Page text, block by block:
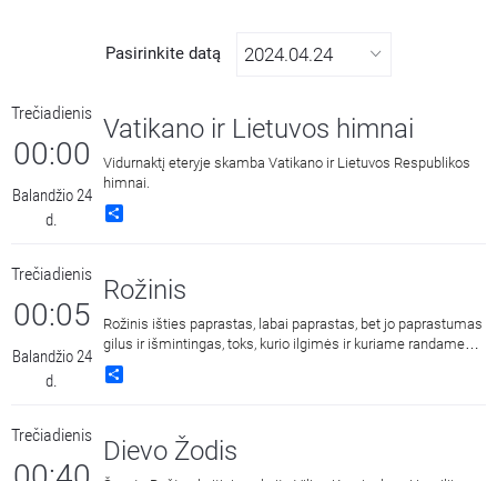
Pasirinkite datą
Trečiadienis
00:00
Balandžio 24
d.
Vatikano ir Lietuvos himnai
Vidurnaktį eteryje skamba Vatikano ir Lietuvos Respublikos
himnai.
Trečiadienis
00:05
Balandžio 24
d.
Rožinis
Rožinis išties paprastas, labai paprastas, bet jo paprastumas
gilus ir išmintingas, toks, kurio ilgimės ir kuriame randame
ramybę.
Trečiadienis
Dievo Žodis